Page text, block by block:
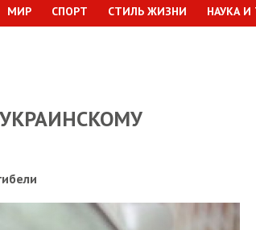
МИР СПОРТ СТИЛЬ ЖИЗНИ НАУКА